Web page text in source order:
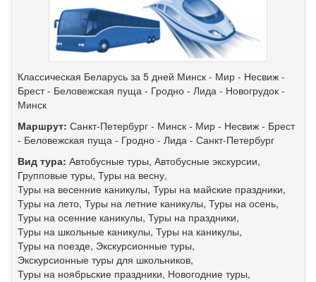
Классическая Беларусь за 5 дней Минск - Мир - Несвиж -
Брест - Беловежская пуща - Гродно - Лида - Новогрудок -
Минск
Маршрут: Санкт-Петербург - Минск - Мир - Несвиж - Брест
- Беловежская пуща - Гродно - Лида - Санкт-Петербург
Вид тура: Автобусные туры, Автобусные экскурсии,
Групповые туры, Туры на весну,
Туры на весенние каникулы, Туры на майские праздники,
Туры на лето, Туры на летние каникулы, Туры на осень,
Туры на осенние каникулы, Туры на праздники,
Туры на школьные каникулы, Туры на каникулы,
Туры на поезде, Экскурсионные туры,
Экскурсионные туры для школьников,
Туры на ноябрьские праздники, Новогодние туры,